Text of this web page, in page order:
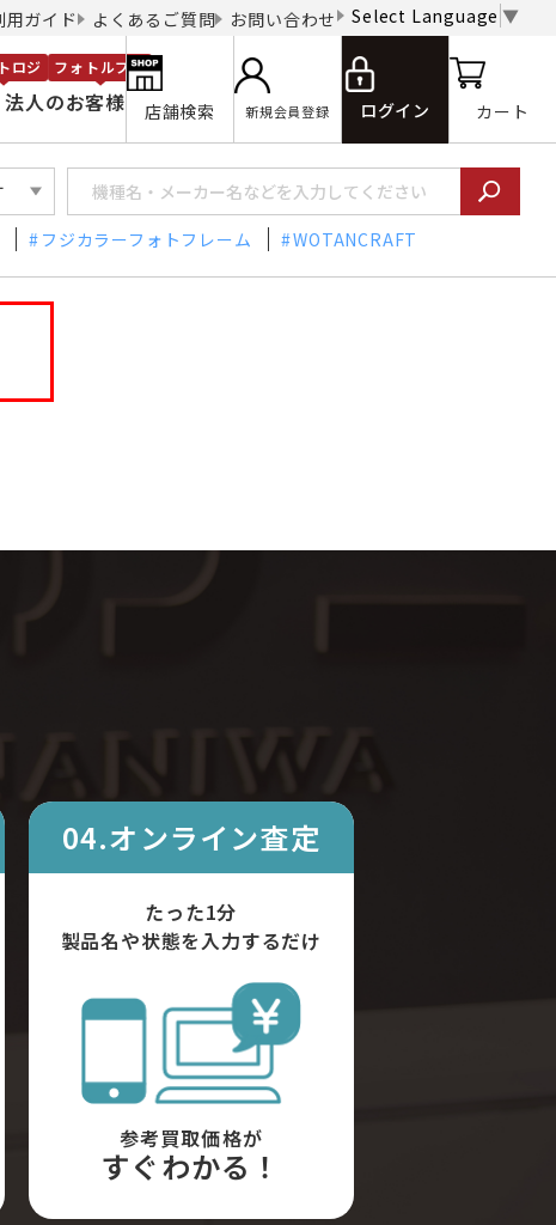
用ガイド よくあるご質問 お問い合わせ Select Language ▼
法人のお客様
ロジ フォトルプロ
店舗検索 新規会員登録 ログイン カート
フジカラーフォトフレーム WOTANCRAFT
04.オンライン査定
たった1分
製品名や状態を入力するだけ
参考買取価格が
すぐわかる！